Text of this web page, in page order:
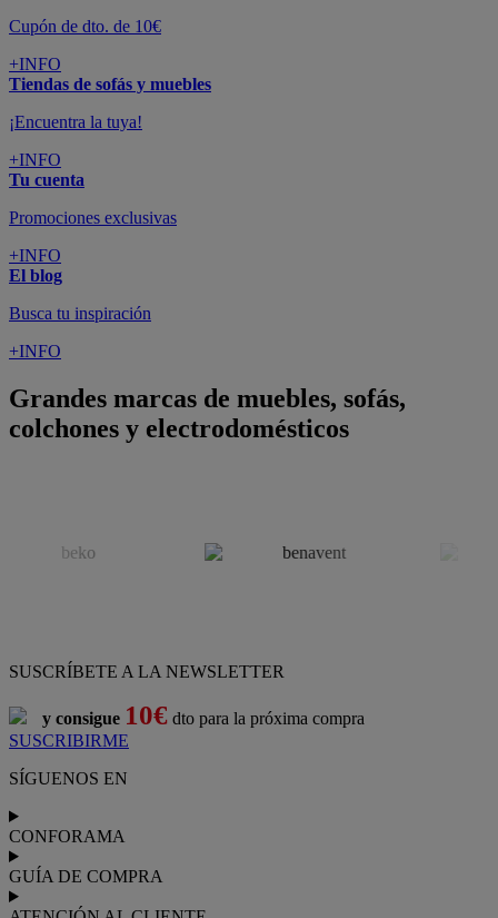
Cupón de dto. de 10€
+INFO
Tiendas de sofás y muebles
¡Encuentra la tuya!
+INFO
Tu cuenta
Promociones exclusivas
+INFO
El blog
Busca tu inspiración
+INFO
Grandes marcas de muebles, sofás,
colchones y electrodomésticos
SUSCRÍBETE A LA NEWSLETTER
y consigue 10€ dto para la próxima compra
SUSCRIBIRME
SÍGUENOS EN
CONFORAMA
GUÍA DE COMPRA